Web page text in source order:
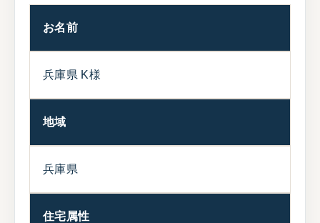
お名前
兵庫県 K様
地域
兵庫県
住宅属性